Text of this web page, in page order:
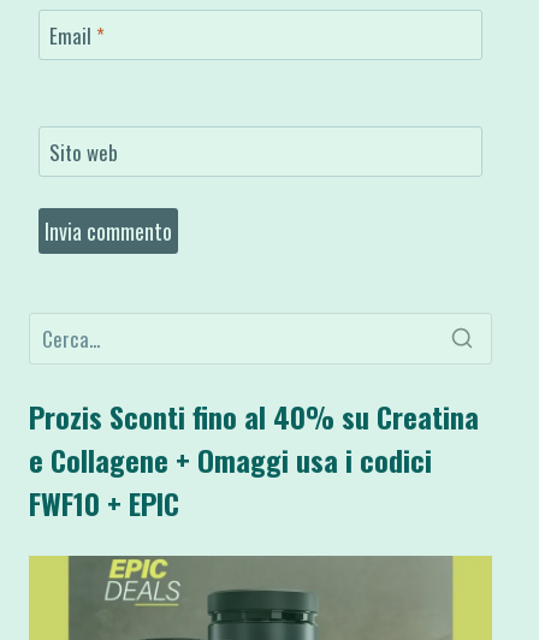
Email *
Sito web
Prozis Sconti fino al 40% su Creatina
e Collagene + Omaggi usa i codici
FWF10 + EPIC